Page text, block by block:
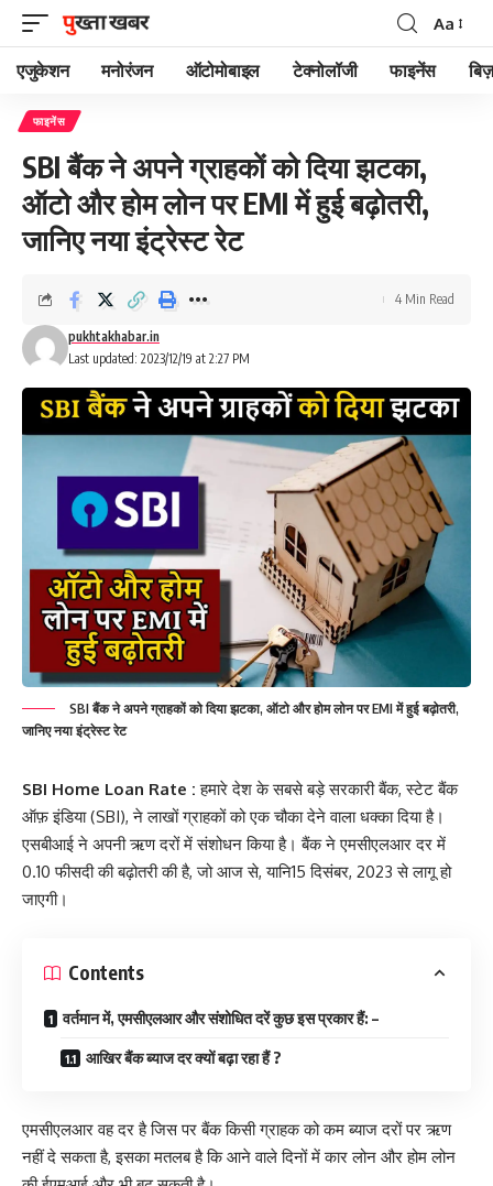
Font
Resizer
Aa
एजुकेशन मनोरंजन ऑटोमोबाइल टेक्नोलॉजी फाइनेंस
फाइनेंस
SBI बैंक ने अपने ग्राहकों को दिया झटका,
ऑटो और होम लोन पर EMI में हुई बढ़ोतरी,
जानिए नया इंट्रेस्ट रेट
Last updated: 2023/12/19 at 2:27 PM
pukhtakhabar.in
4 Min Read
SBI बैंक ने अपने ग्राहकों को दिया झटका, ऑटो और होम लोन पर EMI में हुई बढ़ोतरी,
जानिए नया इंट्रेस्ट रेट
SBI Home Loan Rate : हमारे देश के सबसे बड़े सरकारी बैंक, स्टेट बैंक
ऑफ़ इंडिया (SBI), ने लाखों ग्राहकों को एक चौका देने वाला धक्का दिया है।
एसबीआई ने अपनी ऋण दरों में संशोधन किया है। बैंक ने एमसीएलआर दर में
0.10 फीसदी की बढ़ोतरी की है, जो आज से, यानि15 दिसंबर, 2023 से लागू हो
जाएगी।
Contents
वर्तमान में, एमसीएलआर और संशोधित दरें कुछ इस प्रकार हैं: –
आखिर बैंक ब्याज दर क्यों बढ़ा रहा हैं ?
एमसीएलआर वह दर है जिस पर बैंक किसी ग्राहक को कम ब्याज दरों पर ऋण
नहीं दे सकता है, इसका मतलब है कि आने वाले दिनों में कार लोन और होम लोन